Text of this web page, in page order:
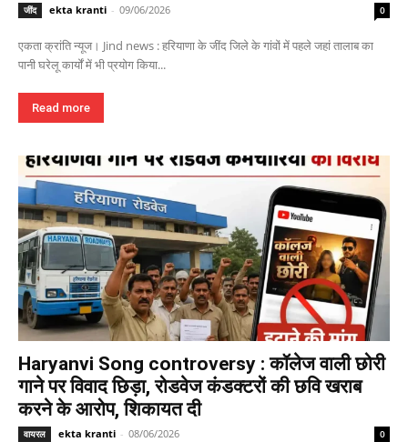
जींद ekta kranti - 09/06/2026 0
एकता क्रांति न्यूज। Jind news : हरियाणा के जींद जिले के गांवों में पहले जहां तालाब का
पानी घरेलू कार्यों में भी प्रयोग किया...
Read more
Haryanvi Song controversy : कॉलेज वाली छोरी
गाने पर विवाद छिड़ा, रोडवेज कंडक्टरों की छवि खराब
करने के आरोप, शिकायत दी
वायरल ekta kranti - 08/06/2026 0